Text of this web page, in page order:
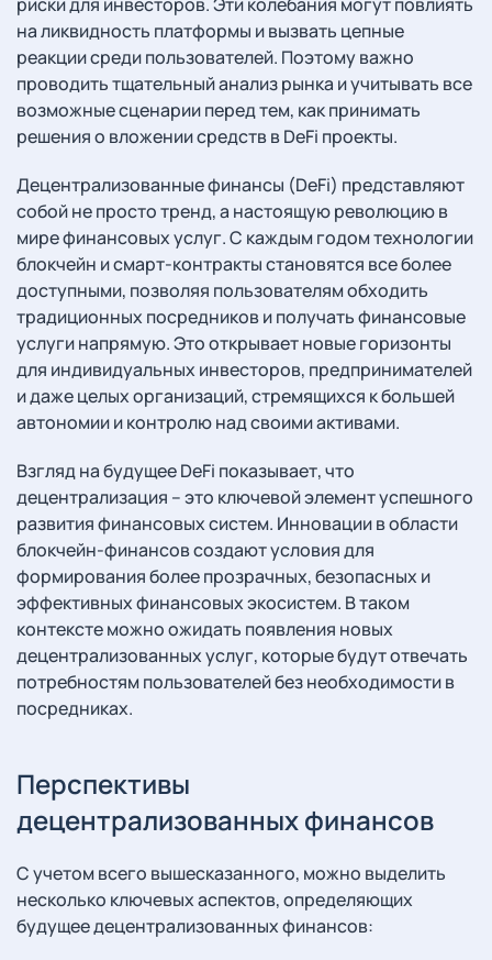
на ликвидность платформы и вызвать цепные
реакции среди пользователей. Поэтому важно
проводить тщательный анализ рынка и учитывать все
возможные сценарии перед тем, как принимать
решения о вложении средств в DeFi проекты.
Децентрализованные финансы (DeFi) представляют
собой не просто тренд, а настоящую революцию в
мире финансовых услуг. С каждым годом технологии
блокчейн и смарт-контракты становятся все более
доступными, позволяя пользователям обходить
традиционных посредников и получать финансовые
услуги напрямую. Это открывает новые горизонты
для индивидуальных инвесторов, предпринимателей
и даже целых организаций, стремящихся к большей
автономии и контролю над своими активами.
Взгляд на будущее DeFi показывает, что
децентрализация – это ключевой элемент успешного
развития финансовых систем. Инновации в области
блокчейн-финансов создают условия для
формирования более прозрачных, безопасных и
эффективных финансовых экосистем. В таком
контексте можно ожидать появления новых
децентрализованных услуг, которые будут отвечать
потребностям пользователей без необходимости в
посредниках.
Перспективы
децентрализованных финансов
С учетом всего вышесказанного, можно выделить
несколько ключевых аспектов, определяющих
будущее децентрализованных финансов: